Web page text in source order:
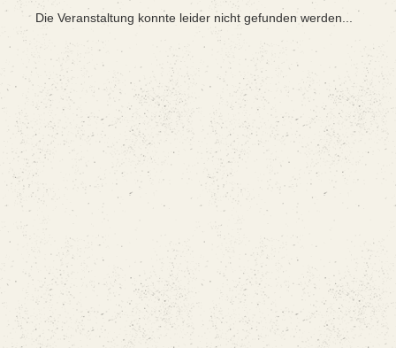
Die Veranstaltung konnte leider nicht gefunden werden...